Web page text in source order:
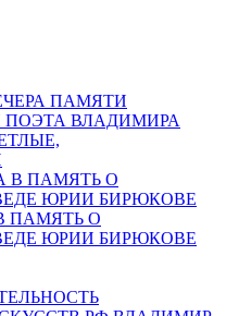
ПАМЯТИ
ВЛАДИМИРА
ПАМЯТЬ О
ЮРИИ БИРЮКОВЕ